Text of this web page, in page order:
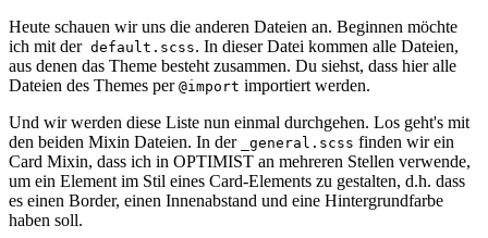
Heute schauen wir uns die anderen Dateien an. Beginnen möchte
ich mit derdefault.scss. In dieser Datei kommen alle Dateien,
aus denen das Theme besteht zusammen. Du siehst, dass hier alle
Dateien des Themes per @import importiert werden.
Und wir werden diese Liste nun einmal durchgehen. Los geht's mit
den beiden Mixin Dateien. In der
_general.scss finden wir ein
Card Mixin, dass ich in OPTIMIST an mehreren Stellen verwende,
um ein Element im Stil eines Card-Elements zu gestalten, d.h. dass
es einen Border, einen Innenabstand und eine Hintergrundfarbe
haben soll.